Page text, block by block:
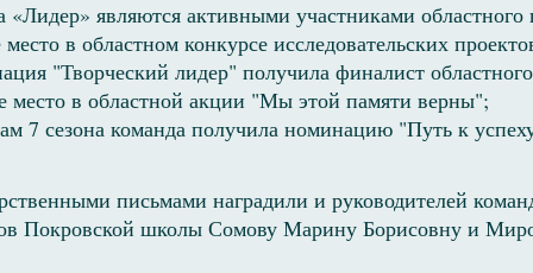
«Лидер» являются активными участниками областного
место в областном конкурсе исследовательских
"Творческий лидер" получила финалист
место в областной акции "Мы этой памяти верны";
7 сезона команда получила номинацию "Путь к
письмами наградили и руководителей
Покровской школы Сомову Марину Борисовну и